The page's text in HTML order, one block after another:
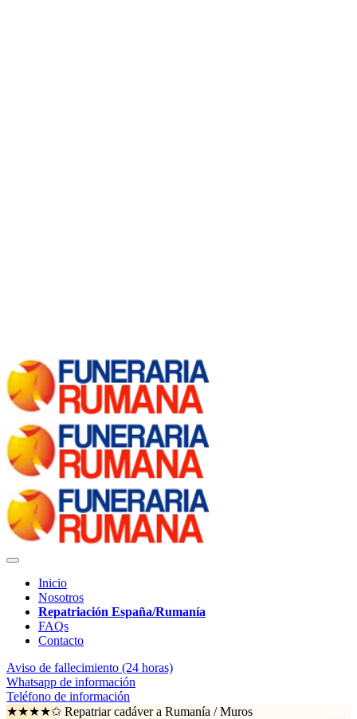
Inicio
Nosotros
Repatriación España/Rumanía
FAQs
Contacto
Aviso de fallecimiento (24 horas)
Whatsapp de información
Teléfono de información
★★★★✩ Repatriar cadáver a Rumanía /Muros